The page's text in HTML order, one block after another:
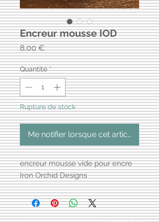
Encreur mousse IOD
8,00 €Prix
Quantité *
Rupture de stock
Me notifier lorsque cet article est
encreur mousse vide pour encre
Iron Orchid Designs